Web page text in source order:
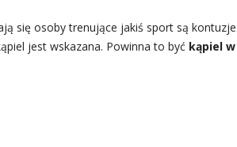
się osoby trenujące jakiś sport są
jest wskazana. Powinna to być kąpiel